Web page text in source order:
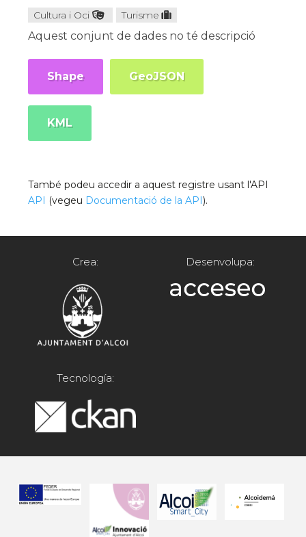
Cultura i Oci Turisme
Aquest conjunt de dades no té descripció
Shape GeoJSON
KML
També podeu accedir a aquest registre usant l'API
API (vegeu Documentació de la API).
Crea: Desenvolupa:
Tecnología: